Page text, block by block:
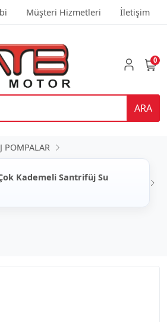
Müşteri Hizmetleri İletişim
ARA
0
POMPALAR
Kademeli Santrifüj Su